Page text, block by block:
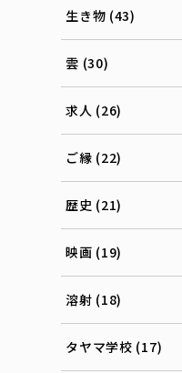
生き物 (43)
雲 (30)
求人 (26)
ご縁 (22)
歴史 (21)
映画 (19)
溶射 (18)
タヤマ学校 (17)